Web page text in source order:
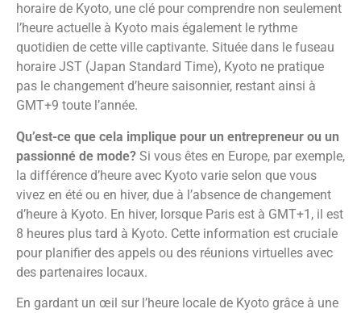
horaire de Kyoto, une clé pour comprendre non seulement
l’heure actuelle à Kyoto mais également le rythme
quotidien de cette ville captivante. Située dans le fuseau
horaire JST (Japan Standard Time), Kyoto ne pratique
pas le changement d’heure saisonnier, restant ainsi à
GMT+9 toute l’année.
Qu’est-ce que cela implique pour un entrepreneur ou un
passionné de mode? Si vous êtes en Europe, par exemple,
la différence d’heure avec Kyoto varie selon que vous
vivez en été ou en hiver, due à l’absence de changement
d’heure à Kyoto. En hiver, lorsque Paris est à GMT+1, il est
8 heures plus tard à Kyoto. Cette information est cruciale
pour planifier des appels ou des réunions virtuelles avec
des partenaires locaux.
En gardant un œil sur l’heure locale de Kyoto grâce à une